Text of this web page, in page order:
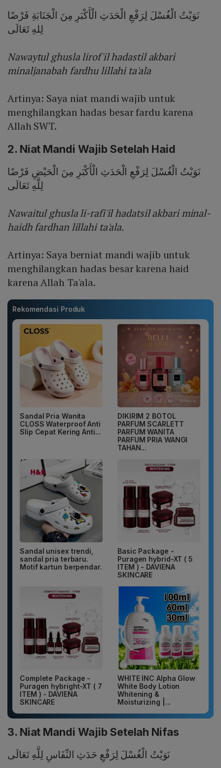
نَوَيْتُ الْغُسْلَ لِرَفْعِ الْحَدَثِ الْأَكْبَرِ مِنَ الْجَنَابَةِ فَرْضًا
لِلهِ تَعَالَى
Nawaytul ghusla lirof'il hadastil akbari
minaljanabah fardhu lillahi ta'ala
Artinya: Saya niat mandi wajib untuk
menghilangkan hadas besar fardu karena
Allah SWT.
2. Niat Mandi Wajib Setelah Haid
نَوَيْتُ الْغُسْلَ لِرَفْعِ الْحَدَثِ الْأَكْبَرِ مِنَ الْحَيْضِ فَرْضًا
لِلَّهِ تَعَالَى
Nawaitul ghusla li-rafi'il hadatsil akbari minal-
haidh fardhan lillahi ta'ala.
Artinya: Saya berniat mandi wajib untuk
menghilangkan hadas besar karena haid
karena Allah Ta'ala.
Rekomendasi Produk
Sandal Pria Wanita
CLOSS Waterproof Anti
Slip Cepat Kering Anti...
DIKIRIM 2 BOTOL
PARFUM SCARLETT
PARFUM WANITA
PARFUM PRIA WANGI
TAHAN...
Sandal unisex trendi,
sandal pria terbaru.
Motif kartun berpendar.
Basic Package -
Puragen hybrid-XT ( 5
ITEM ) - DAVIENA
SKINCARE
Complete Package -
Puragen hybright-XT ( 7
ITEM ) - DAVIENA
SKINCARE
WHITE INC Alpha Glow
White Body Lotion
Whitening &
Moisturizing |...
3. Niat Mandi Wajib Setelah Nifas
نَوَيْتُ الْغُسْلَ لِرَفْعِ حَدَثِ النِّفَاسِ لِلَّهِ تَعَالَى